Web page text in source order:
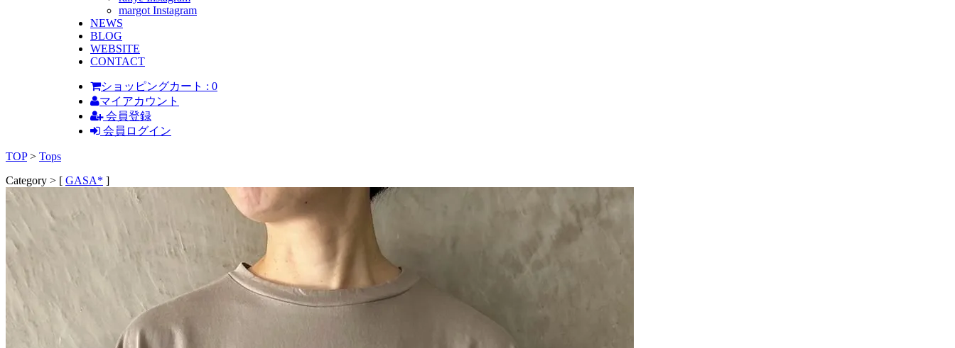
margot Instagram
NEWS
BLOG
WEBSITE
CONTACT
ショッピングカート : 0
マイアカウント
会員登録
会員ログイン
TOP > Tops
Category > [ GASA* ]